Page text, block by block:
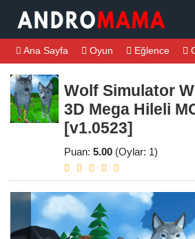
Ana Sayfa Oyun Eğlence
Wolf Simulator
3D Mega Hileli
[v1.0523]
Puan: 5.00 (Oylar: 1)